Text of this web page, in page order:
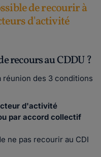
de recourir à
d'activité
recours au CDDU ?
réunion des 3 conditions
d'activité
par accord collectif
ne pas recourir au CDI